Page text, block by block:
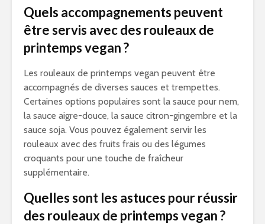
Quels accompagnements peuvent
être servis avec des rouleaux de
printemps vegan ?
Les rouleaux de printemps vegan peuvent être
accompagnés de diverses sauces et trempettes.
Certaines options populaires sont la sauce pour nem,
la sauce aigre-douce, la sauce citron-gingembre et la
sauce soja. Vous pouvez également servir les
rouleaux avec des fruits frais ou des légumes
croquants pour une touche de fraîcheur
supplémentaire.
Quelles sont les astuces pour réussir
des rouleaux de printemps vegan ?